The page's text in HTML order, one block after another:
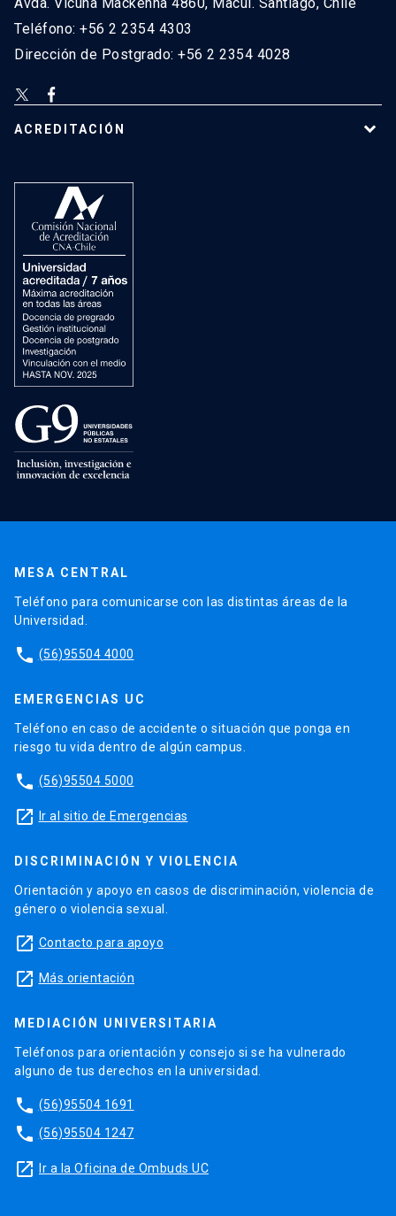
Teléfono: +56 2 2354 4303
Dirección de Postgrado: +56 2 2354 4028
ACREDITACIÓN
MESA CENTRAL
Teléfono para comunicarse con las distintas áreas de la
Universidad.
phone (56)95504 4000
EMERGENCIAS UC
Teléfono en caso de accidente o situación que ponga en
riesgo tu vida dentro de algún campus.
phone (56)95504 5000
launch Ir al sitio de Emergencias
DISCRIMINACIÓN Y VIOLENCIA
Orientación y apoyo en casos de discriminación, violencia de
género o violencia sexual.
launch Contacto para apoyo
launch Más orientación
MEDIACIÓN UNIVERSITARIA
Teléfonos para orientación y consejo si se ha vulnerado
alguno de tus derechos en la universidad.
phone (56)95504 1691
phone (56)95504 1247
launch Ir a la Oficina de Ombuds UC